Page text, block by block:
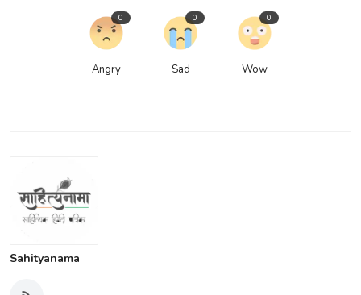
Angry
0
Sad
0
Wow
0
Sahityanama